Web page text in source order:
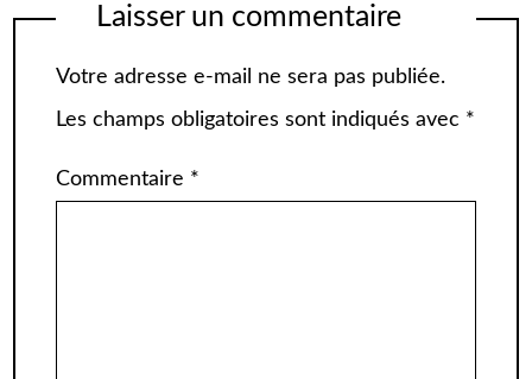
Laisser un commentaire
Votre adresse e-mail ne sera pas publiée.
Les champs obligatoires sont indiqués avec *
Commentaire *